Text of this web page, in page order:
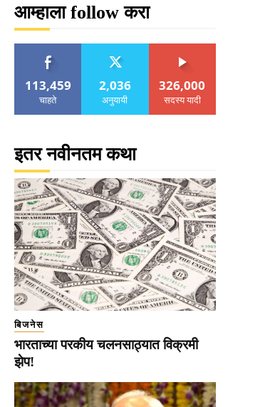
आम्हाला follow करा
113,459
चाहते
2,036
अनुयायी
326,000
सदस्य यादी
इतर नवीनतम कथा
बिजनेस
भारताच्या परकीय चलनसाठ्यात विक्रमी
झेप!